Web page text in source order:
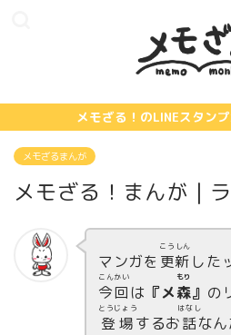
メモざる！のLINEスタン
メモざるまんが
メモざる！まんが｜
マンガを 更新
こうしん
した
今回
こんかい
は 『メ森
もり
』 の
登場
とうじょう
するお話
はなし
なん